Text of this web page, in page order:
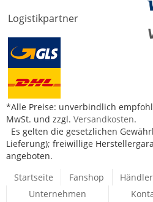
Logistikpartner
*Alle Preise: unverbindlich
MwSt. und zzgl. Versandkosten.
Es gelten die gesetzlichen
Lieferung); freiwillige
angeboten.
Startseite
Fanshop
Unternehmen